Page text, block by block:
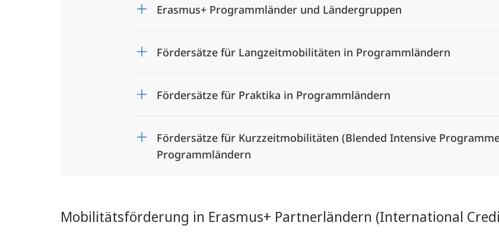
Erasmus+ Programmländer und Ländergruppen
Fördersätze für Langzeitmobilitäten in Programmländern
Fördersätze für Praktika in Programmländern
Fördersätze für Kurzzeitmobilitäten (Blended Intensive
Programmländern
Mobilitätsförderung in Erasmus+ Partnerländern (International